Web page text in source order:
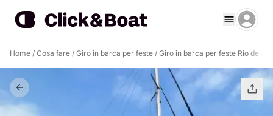
Home / Cosa fare / Giro in barca per feste / Giro in barca per feste Rio de